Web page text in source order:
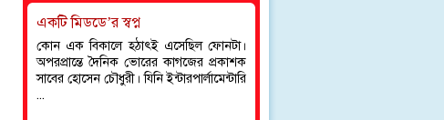
একটি মিডডে’র স্বপ্ন
কোন এক বিকালে হঠাৎই এসেছিল ফোনটা।
অপরপ্রান্তে দৈনিক ভোরের কাগজের প্রকাশক
সাবের হোসেন চৌধুরী। যিনি ইন্টারপার্লামেন্টারি
...